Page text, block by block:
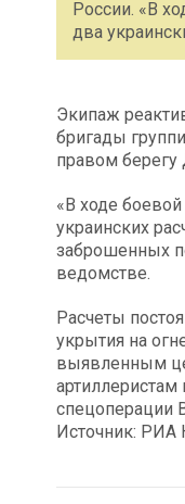
России. «В
два
Экипаж
бригады
правом
«В ходе
украинских
заброшенных
ведомстве.
Расчеты
укрытия на
выявленным
артиллеристам
спецоперации
Источник: РИА